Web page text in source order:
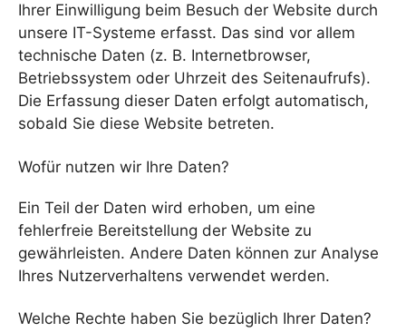
Ihrer Einwilligung beim Besuch der Website durch
unsere IT-Systeme erfasst. Das sind vor allem
technische Daten (z. B. Internetbrowser,
Betriebssystem oder Uhrzeit des Seitenaufrufs).
Die Erfassung dieser Daten erfolgt automatisch,
sobald Sie diese Website betreten.
Wofür nutzen wir Ihre Daten?
Ein Teil der Daten wird erhoben, um eine
fehlerfreie Bereitstellung der Website zu
gewährleisten. Andere Daten können zur Analyse
Ihres Nutzerverhaltens verwendet werden.
Welche Rechte haben Sie bezüglich Ihrer Daten?